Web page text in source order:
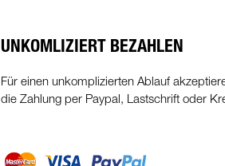
UNKOMLIZIERT BEZAHLEN
Für einen unkomplizierten Ablauf
die Zahlung per Paypal, Lastschrift oder